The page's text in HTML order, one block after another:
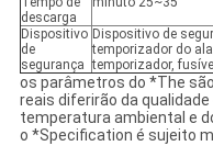
descarga
Dispositivo
de
segurança
Dispositivo de
temporizador do
temporizador,
os parâmetros do *The
reais diferirão da
temperatura ambiental e
o *Specification é sujeito